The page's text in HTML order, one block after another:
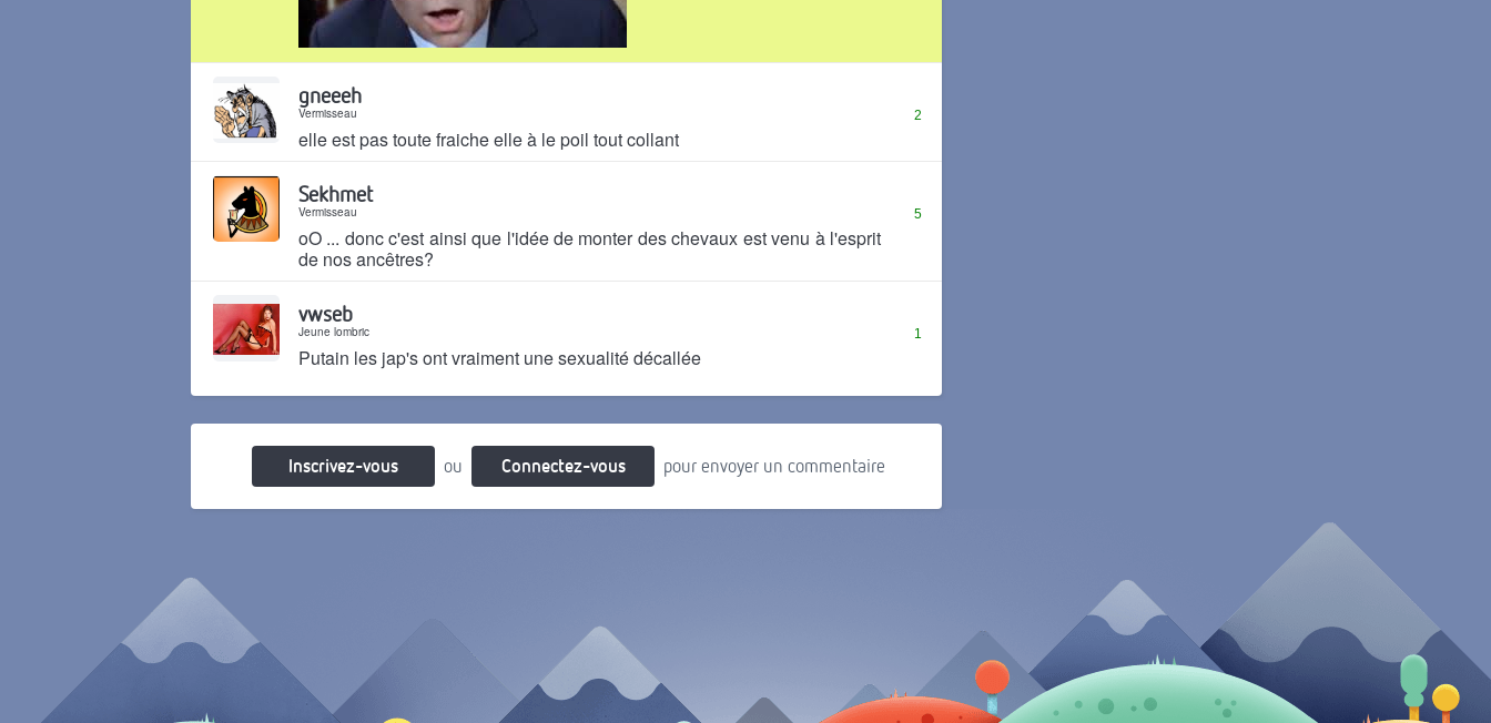
2
gneeeh
Vermisseau
elle est pas toute fraiche elle à le poil tout collant
5
Sekhmet
Vermisseau
oO ... donc c'est ainsi que l'idée de monter des chevaux est venu à l'esprit
de nos ancêtres?
1
vwseb
Jeune lombric
Putain les jap's ont vraiment une sexualité décallée
Inscrivez-vous ou Connectez-vous pour envoyer un commentaire